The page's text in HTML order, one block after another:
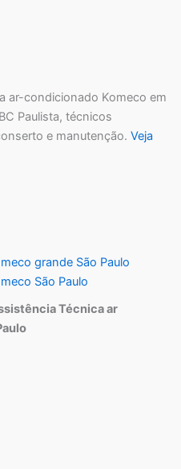
ar-condicionado Komeco em
Paulista, técnicos
e manutenção. Veja
grande São Paulo
São Paulo
Técnica ar